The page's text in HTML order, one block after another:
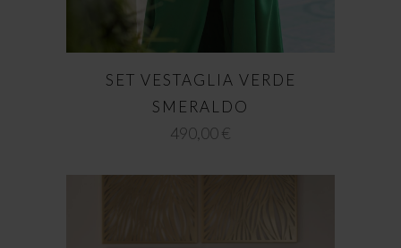
SET VESTAGLIA VERDE
SMERALDO
490,00€